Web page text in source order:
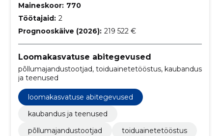
Maineskoor: 770
Töötajaid: 2
Prognooskäive (2026): 219 522 €
Loomakasvatuse abitegevused
põllumajandustootjad, toiduainetetööstus, kaubandus
ja teenused
loomakasvatuse abitegevused
kaubandus ja teenused
põllumajandustootjad
toiduainetetööstus